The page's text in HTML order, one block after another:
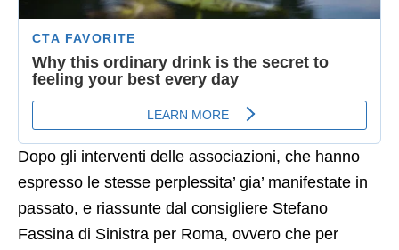
Dopo gli interventi delle associazioni, che hanno
espresso le stesse perplessita’ gia’ manifestate in
passato, e riassunte dal consigliere Stefano
Fassina di Sinistra per Roma, ovvero che per